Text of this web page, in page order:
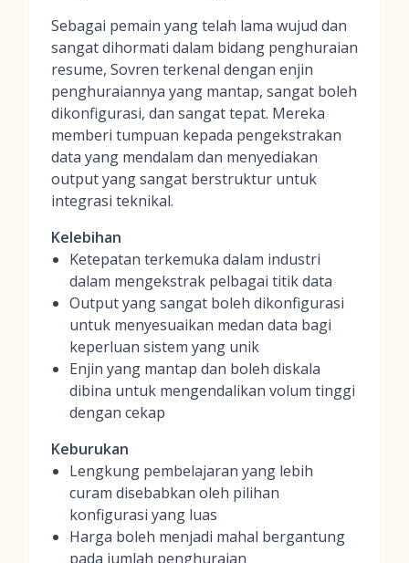
Sebagai pemain yang telah lama wujud dan
sangat dihormati dalam bidang penghuraian
resume, Sovren terkenal dengan enjin
penghuraiannya yang mantap, sangat boleh
dikonfigurasi, dan sangat tepat. Mereka
memberi tumpuan kepada pengekstrakan
data yang mendalam dan menyediakan
output yang sangat berstruktur untuk
integrasi teknikal.
Kelebihan
Ketepatan terkemuka dalam industri
dalam mengekstrak pelbagai titik data
Output yang sangat boleh dikonfigurasi
untuk menyesuaikan medan data bagi
keperluan sistem yang unik
Enjin yang mantap dan boleh diskala
dibina untuk mengendalikan volum tinggi
dengan cekap
Keburukan
Lengkung pembelajaran yang lebih
curam disebabkan oleh pilihan
konfigurasi yang luas
Harga boleh menjadi mahal bergantung
pada jumlah penghuraian